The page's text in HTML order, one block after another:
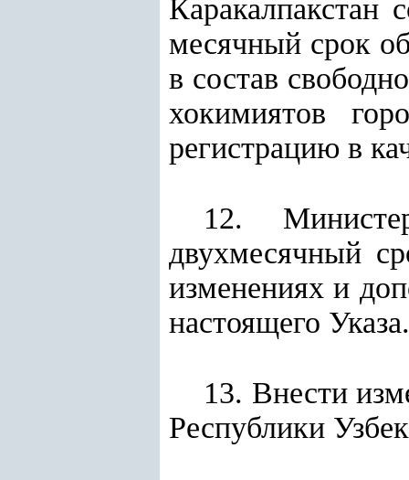
Каракалпакстан
месячный срок
в состав
хокимиятов
регистрацию в
12.
двухмесячный
изменениях и
настоящего Указа.
13. Внести
Республики